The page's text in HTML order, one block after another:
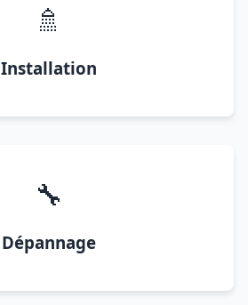
🚿
Installation
🔧
Dépannage